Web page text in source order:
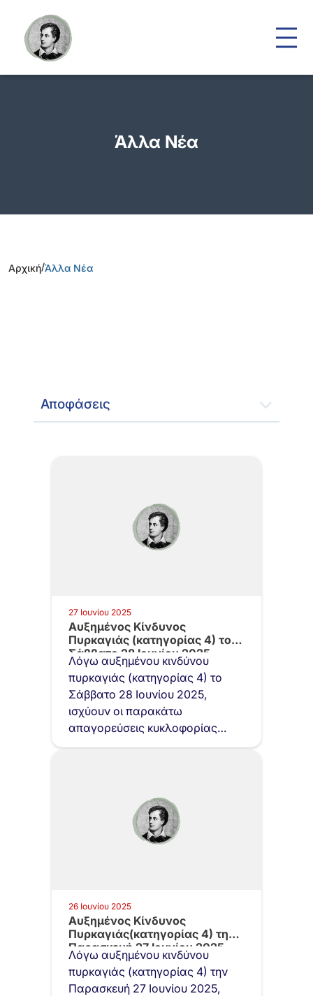
Άλλα Νέα
Αρχική/Άλλα Νέα
Αποφάσεις
27 Ιουνίου 2025
Αυξημένος Κίνδυνος
Πυρκαγιάς (κατηγορίας 4) το
Σάββατο 28 Ιουνίου 2025
Λόγω αυξημένου κινδύνου
πυρκαγιάς (κατηγορίας 4) το
Σάββατο 28 Ιουνίου 2025,
ισχύουν οι παρακάτω
απαγορεύσεις κυκλοφορίας
στον Υμηττό και συγκεκριμένα:…
26 Ιουνίου 2025
Αυξημένος Κίνδυνος
Πυρκαγιάς(κατηγορίας 4) την
Παρασκευή 27 Ιουνίου 2025
Λόγω αυξημένου κινδύνου
πυρκαγιάς (κατηγορίας 4) την
Παρασκευή 27 Ιουνίου 2025,